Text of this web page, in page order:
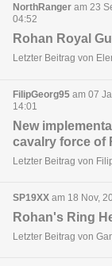
NorthRanger am 23
04:52
Rohan Royal
Letzter Beitrag von
FilipGeorg95 am 07
14:01
New
cavalry force of
Letzter Beitrag von
SP19XX am 18 Nov,
Rohan's Ring
Letzter Beitrag von